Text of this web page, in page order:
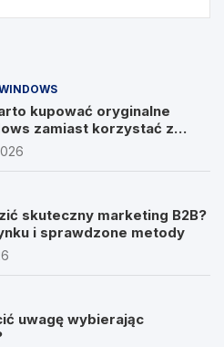
kupować oryginalne
zamiast korzystać z
źródeł?
skuteczny marketing B2B?
i sprawdzone metody
uwagę wybierając